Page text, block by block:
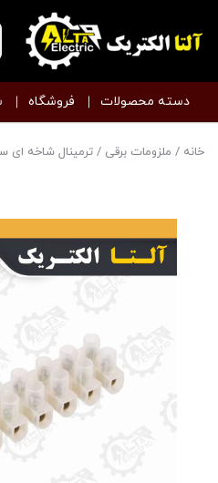
دسته محصولات فروشگاه
خانه / ملزومات برقی / ترمینال شاخه ای